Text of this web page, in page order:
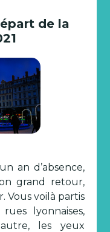
de la
an d’absence,
grand retour,
Vous voilà partis
lyonnaises,
les yeux